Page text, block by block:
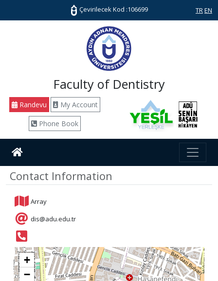
Çevirilecek Kod :106699 TR EN
Faculty of Dentistry
Randevu My Account
Phone Book
Contact Information
Array
dis@adu.edu.tr
+
−